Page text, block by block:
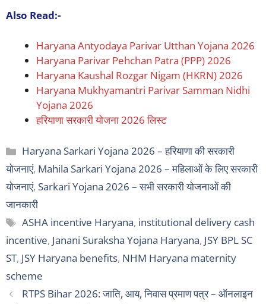
Also Read:-
Haryana Antyodaya Parivar Utthan Yojana 2026
Haryana Parivar Pehchan Patra (PPP) 2026
Haryana Kaushal Rozgar Nigam (HKRN) 2026
Haryana Mukhyamantri Parivar Samman Nidhi
Yojana 2026
हरियाणा सरकारी योजना 2026 लिस्ट
Categories
Haryana Sarkari Yojana 2026 – हरियाणा की सरकारी
योजनाएं, Mahila Sarkari Yojana 2026 – महिलाओं के लिए सरकारी
योजनाएं, Sarkari Yojana 2026 – सभी सरकारी योजनाओं की
जानकारी
Tags
ASHA incentive Haryana, institutional delivery cash
incentive, Janani Suraksha Yojana Haryana, JSY BPL SC
ST, JSY Haryana benefits, NHM Haryana maternity
scheme
RTPS Bihar 2026: जाति, आय, निवास प्रमाण पत्र – ऑनलाइन